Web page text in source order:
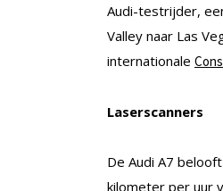
Audi-testrijder,
Valley naar Las
internationale
Laserscanners
De Audi A7
kilometer per uur